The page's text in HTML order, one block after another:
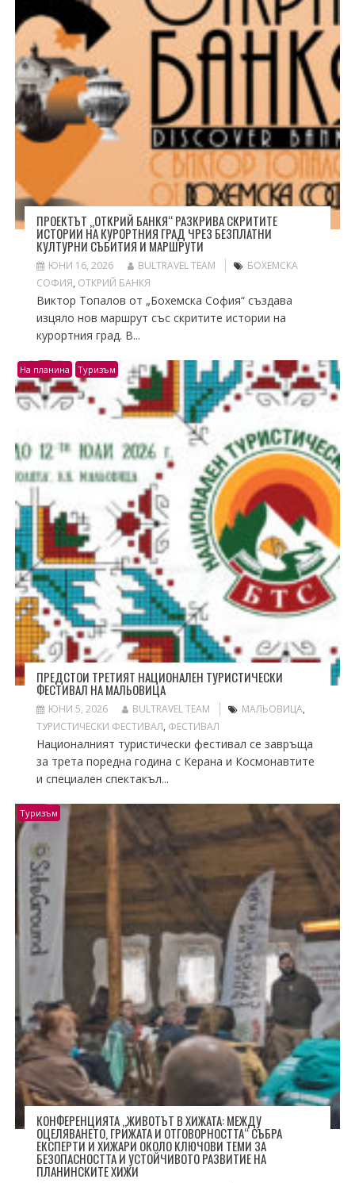
ПРОЕКТЪТ „ОТКРИЙ БАНКЯ“ РАЗКРИВА СКРИТИТЕ
ИСТОРИИ НА КУРОРТНИЯ ГРАД ЧРЕЗ БЕЗПЛАТНИ
КУЛТУРНИ СЪБИТИЯ И МАРШРУТИ
ЮНИ 16, 2026 BULTRAVEL TEAM
БОХЕМСКА
СОФИЯ, ОТКРИЙ БАНКЯ
Виктор Топалов от „Бохемска София“ създава
изцяло нов маршрут със скритите истории на
курортния град. В...
На планина Туризъм
ПРЕДСТОИ ТРЕТИЯТ НАЦИОНАЛЕН ТУРИСТИЧЕСКИ
ФЕСТИВАЛ НА МАЛЬОВИЦА
ЮНИ 5, 2026 BULTRAVEL TEAM МАЛЬОВИЦА,
ТУРИСТИЧЕСКИ ФЕСТИВАЛ, ФЕСТИВАЛ
Националният туристически фестивал се завръща
за трета поредна година с Керана и Космонавтите
и специален спектакъл...
Туризъм
КОНФЕРЕНЦИЯТА „ЖИВОТЪТ В ХИЖАТА: МЕЖДУ
ОЦЕЛЯВАНЕТО, ГРИЖАТА И ОТГОВОРНОСТТА“ СЪБРА
ЕКСПЕРТИ И ХИЖАРИ ОКОЛО КЛЮЧОВИ ТЕМИ ЗА
БЕЗОПАСНОСТТА И УСТОЙЧИВОТО РАЗВИТИЕ НА
ПЛАНИНСКИТЕ ХИЖИ